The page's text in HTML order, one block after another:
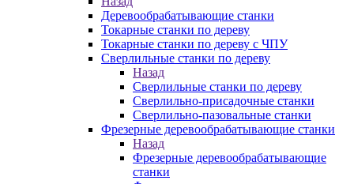
Деревообрабатывающие станки
Токарные станки по дереву
Токарные станки по дереву с ЧПУ
Сверлильные станки по дереву
Назад
Сверлильные станки по дереву
Сверлильно-присадочные станки
Сверлильно-пазовальные станки
Фрезерные деревообрабатывающие станки
Назад
Фрезерные деревообрабатывающие
станки